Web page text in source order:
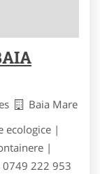
Baia Mare
ecologice |
|
222 953